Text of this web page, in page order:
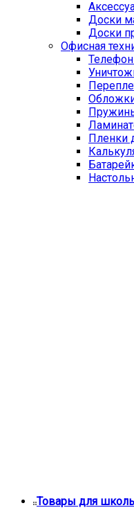
Доски
Доски
Офисная
Пленки
Товары для